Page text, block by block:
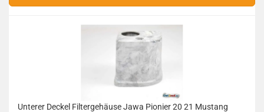
Unterer Deckel Filtergehäuse Jawa Pionier 20 21 Mustang